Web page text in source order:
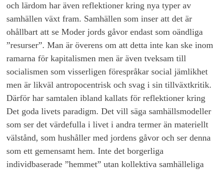
och lärdom har även reflektioner kring nya typer av
samhällen växt fram. Samhällen som inser att det är
ohållbart att se Moder jords gåvor endast som oändliga
”resurser”. Man är överens om att detta inte kan ske inom
ramarna för kapitalismen men är även tveksam till
socialismen som visserligen förespråkar social jämlikhet
men är likväl antropocentrisk och svag i sin tillväxtkritik.
Därför har samtalen ibland kallats för reflektioner kring
Det goda livets paradigm. Det vill säga samhällsmodeller
som ser det värdefulla i livet i andra termer än materiellt
välstånd, som hushåller med jordens gåvor och ser denna
som ett gemensamt hem. Inte det borgerliga
individbaserade ”hemmet” utan kollektiva samhälleliga